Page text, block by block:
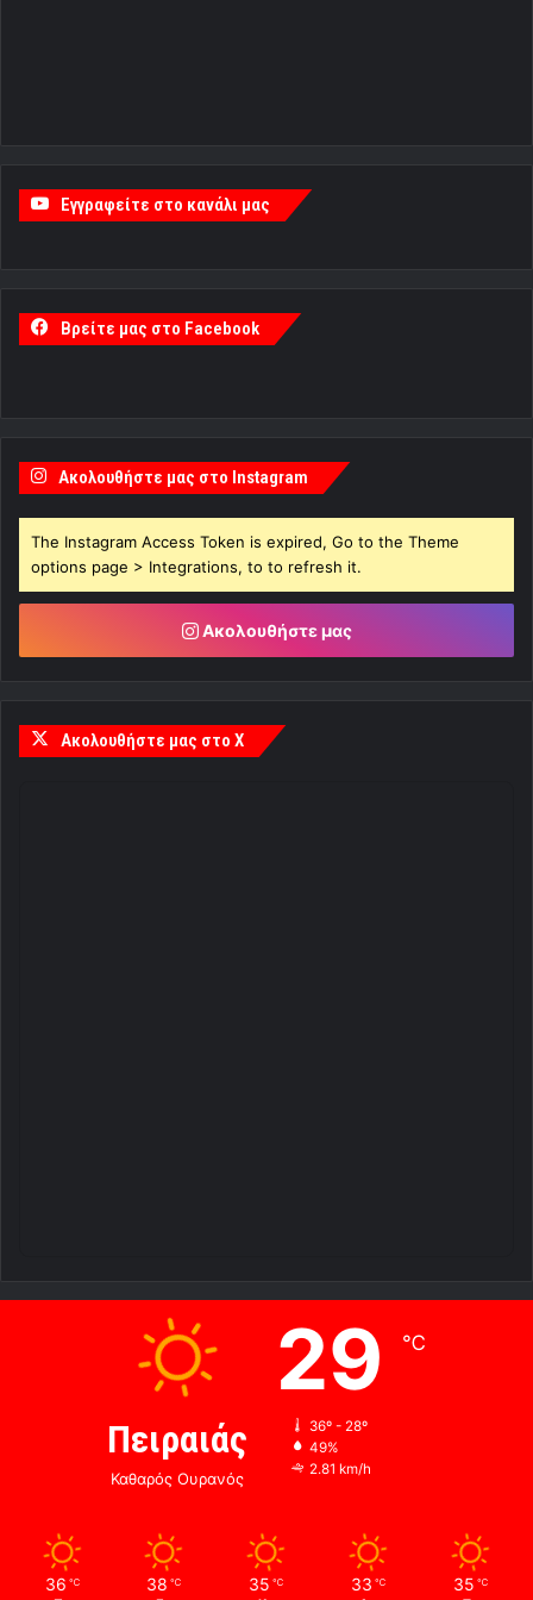
Εγγραφείτε στο κανάλι μας
Βρείτε μας στο Facebook
Ακολουθήστε μας στο Instagram
The Instagram Access Token is expired, Go to the Theme
options page > Integrations, to to refresh it.
Ακολουθήστε μας
Ακολουθήστε μας στο X
Πειραιάς
Καθαρός Ουρανός
29 ℃
36º - 28º
49%
2.81 km/h
36 ℃ 38 ℃ 35 ℃ 33 ℃ 35 ℃